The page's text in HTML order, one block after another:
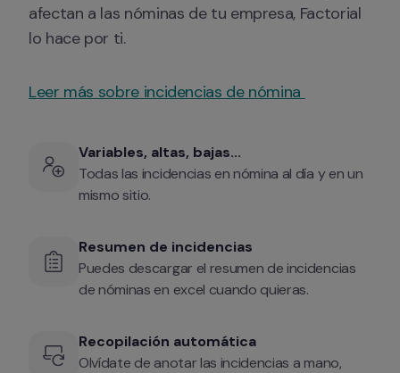
afectan a las nóminas de tu empresa, Factorial
lo hace por ti.
Leer más sobre incidencias de nómina
Variables, altas, bajas...
Todas las incidencias en nómina al día y en un
mismo sitio.
Resumen de incidencias
Puedes descargar el resumen de incidencias
de nóminas en excel cuando quieras.
Recopilación automática
Olvídate de anotar las incidencias a mano,